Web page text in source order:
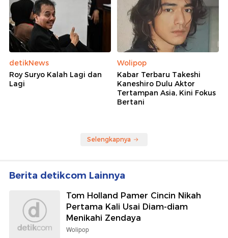
detikNews
Roy Suryo Kalah Lagi dan
Lagi
Wolipop
Kabar Terbaru Takeshi
Kaneshiro Dulu Aktor
Tertampan Asia, Kini Fokus
Bertani
Selengkapnya
Berita detikcom Lainnya
Tom Holland Pamer Cincin Nikah
Pertama Kali Usai Diam-diam
Menikahi Zendaya
Wolipop